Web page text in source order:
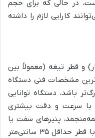
در حالی که برای حجم
کارایی لازم را داشته
و قطر تیغه (معمولاً بین
مهم‌ترین مشخصات فنی دستگاه
باشد، دستگاه توانایی
با سرعت و دقت بیشتری
پنیرهای سفت یا
حجم بالا، موتور با توان بالا و تیغه‌ای با قطر حداقل ۳۵ سانتی‌متر